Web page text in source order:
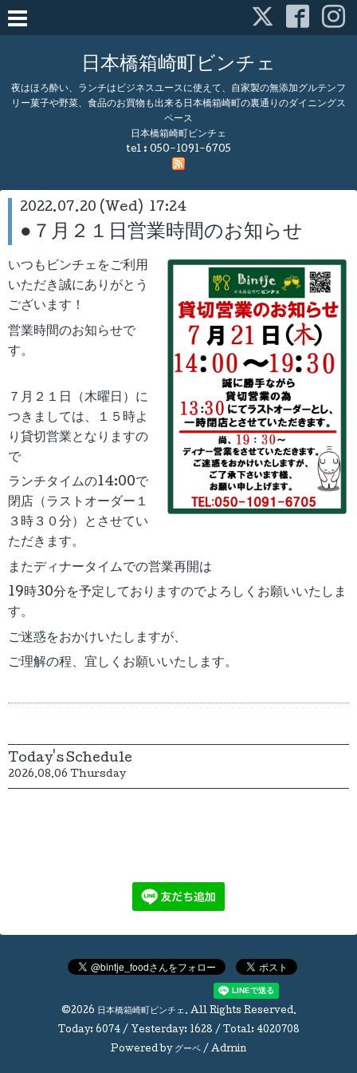
日本橋箱崎町ビンチェ
夜はほろ酔い、ランチはビジネスユースに使えて、自家製の無添加グルテンフ
リー菓子や野菜、食品のお買物も出来る日本橋箱崎町の裏通りのダイニングス
ペース
日本橋箱崎町ビンチェ
tel : 050-1091-6705
2022.07.20 (Wed) 17:24
●７月２１日営業時間のお知らせ
いつもビンチェをご利用
いただき誠にありがとう
ございます！
営業時間のお知らせで
す。
７月２１日（木曜日）に
つきましては、１５時よ
り貸切営業となりますの
で
ランチタイムの14:00で
閉店（ラストオーダー１
３時３０分）とさせてい
ただきます。
またディナータイムでの営業再開は
19時30分を予定しておりますのでよろしくお願いいたしま
す。
ご迷惑をおかけいたしますが、
ご理解の程、宜しくお願いいたします。
Today's Schedule
2026.08.06 Thursday
©2026 日本橋箱崎町ビンチェ. All Rights Reserved.
Today: 6074/ Yesterday: 1628 / Total: 4020708
Powered by グーペ / Admin